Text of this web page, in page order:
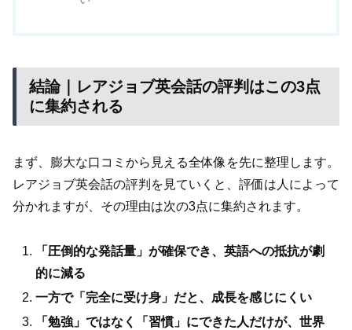
結論｜レアジョブ英会話の評判はこの3点
に集約される
まず、膨大な口コミから見える全体像を先に整理します。
レアジョブ英会話の評判を見ていくと、評価は人によって
分かれますが、その理由は次の3点に集約されます。
「圧倒的な発話量」が確保でき、英語への抵抗が劇
的に減る
一方で「完全に受け身」だと、成長を感じにくい
「勉強」ではなく「習慣」にできた人だけが、世界